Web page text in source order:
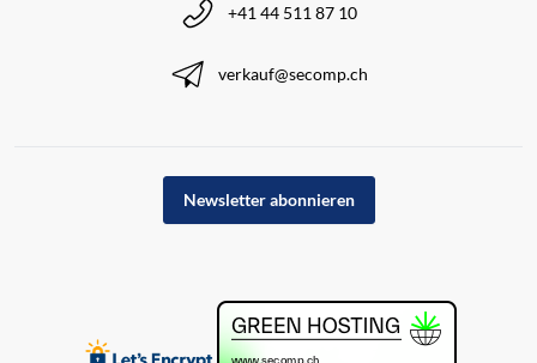
+41 44 511 87 10
verkauf@secomp.ch
Newsletter abonnieren